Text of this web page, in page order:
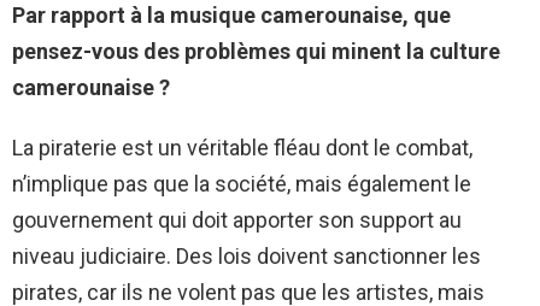
Par rapport à la musique camerounaise, que
pensez-vous des problèmes qui minent la culture
camerounaise ?
La piraterie est un véritable fléau dont le combat,
n’implique pas que la société, mais également le
gouvernement qui doit apporter son support au
niveau judiciaire. Des lois doivent sanctionner les
pirates, car ils ne volent pas que les artistes, mais